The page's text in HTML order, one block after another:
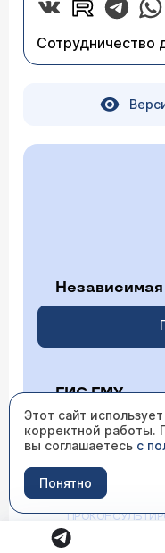
Сотрудничество
ГИС ГМУ
ИМЕЮТСЯ
Этот сайт
корректной работы.
вы соглашаетесь с
Понятно